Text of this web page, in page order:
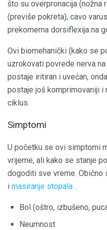
što su overpronacija (nožna
(previše pokreta), cavo
prekomerna dorsiflexija na
Ovi biomehanički (kako se
uzrokovati povrede nerva
postaje iritiran i uvećan,
postaje još komprimovaniji i
ciklus.
Simptomi
U početku se ovi simptomi
vrijeme, ali kako se stanje
dogoditi sve vreme. Obično
i masiranje stopala .
Bol (oštro, izbušeno,
Neumnost